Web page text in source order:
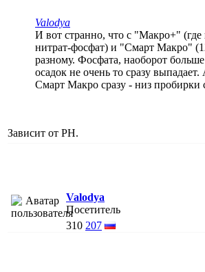
Valodya
И вот странно, что с "Макро+" (где
нитрат-фосфат) и "Смарт Макро"
разному. Фосфата, наоборот
осадок не очень то сразу выпадает.
Смарт Макро сразу - низ пробирки
Зависит от PH.
Valodya
Посетитель
310 207